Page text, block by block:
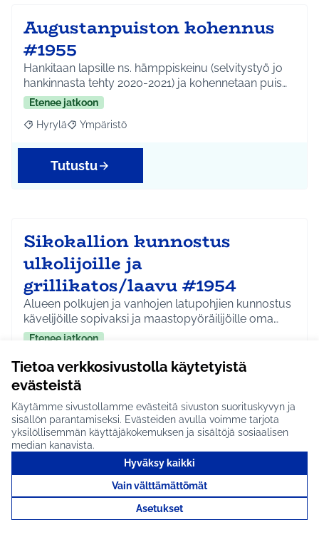
Tietoa verkkosivustolla käytetyistä
evästeistä
Käytämme sivustollamme evästeitä sivuston suorituskyvyn ja
sisällön parantamiseksi. Evästeiden avulla voimme tarjota
yksilöllisemmän käyttäjäkokemuksen ja sisältöjä sosiaalisen
median kanavista.
Hyväksy kaikki
Vain välttämättömät
Asetukset
Augustanpuiston kohennus
#1955
Hankitaan lapsille ns. hämppiskeinu (selvitystyö jo
hankinnasta tehty 2020-2021) ja kohennetaan puis…
Etenee jatkoon
Rajaa tulokset aihepiirin mukaan: Hyrylä
Hyrylä Rajaa tulokset teeman mukaan: Ympäristö
Ympäristö
Tutustu
Sikokallion kunnostus
ulkolijoille ja
grillikatos/laavu #1954
Alueen polkujen ja vanhojen latupohjien kunnostus
kävelijöille sopivaksi ja maastopyöräilijöille oma…
Etenee jatkoon
Rajaa tulokset aihepiirin mukaan: Hyrylä
Rajaa tulokset teeman mukaan: Liikunta ja
Liikunta ja harrastukset
Tutustu
Kukkapelto Hyrylään #1953
Kukkapelto lähellä Hyrylää ilahduttaisi paikallisia.
Idea on saatu K-Supermarket Hyrrällä 16.10.2…